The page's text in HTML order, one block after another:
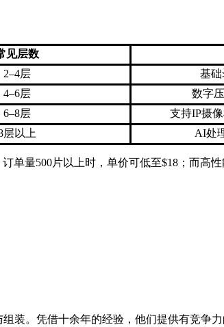
见层数
2–4层 基
4–6层 数字
6–8层 支持IP摄
层以上 AI处
单量500片以上时，单价可低至$18；而高
装。凭借十余年的经验，他们提供有竞争